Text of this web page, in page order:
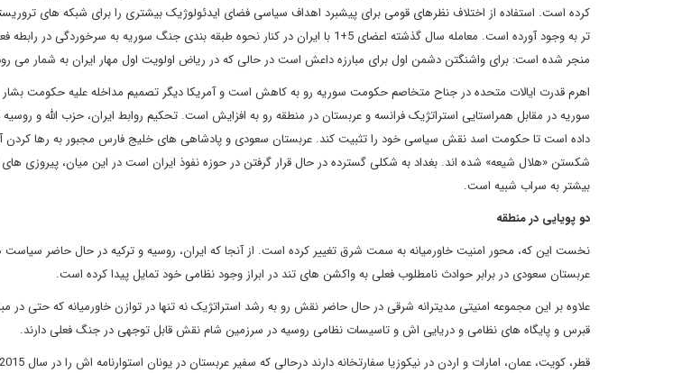
کرده است. استفاده از اختلاف نظرهای قومی برای پیشبرد اهداف سیاسی فضای ایدئولوژیک بیشتری را برای شبکه های
تر به وجود آورده است. معامله سال گذشته اعضای 5+1 با ایران در کنار نحوه طبقه بندی جنگ سوریه به
منجر شده است: برای واشنگتن دشمن اول برای مبارزه داعش است در حالی که در ریاض اولویت اول مهار ایران به شمار می
اهرم قدرت ایالات متحده در جناح متخاصم حکومت سوریه رو به کاهش است و آمریکا دیگر تصمیم مداخله علیه حکومت بشار
سوریه در مقابل همراستایی استراتژیک فرانسه و عربستان در منطقه رو به افزایش است. تحکیم روابط ایران، حزب الله و
داده است تا حکومت اسد نقش سیاسی خود را تثبیت کند. عربستان سعودی و پادشاهی های خلیج فارس مجبور به رها کردن
شکستن «هلال شیعه» شده اند. بغداد به شکلی گسترده در حال قرار گرفتن در حوزه نفوذ ایران است در این میان، پیروزی
بیشتر به سراب شبیه است.
دو پویایی در منطقه
نخست این که، محور امنیت خاورمیانه به سمت شرق تغییر کرده است. از آنجا که ایران، روسیه و ترکیه در حال حاضر
عربستان سعودی در برابر حوادث نامطلوب فعلی به واکشن های تند در ابراز وجود نظامی خود تمایل پیدا کرده است.
علاوه بر این مجموعه امنیتی مدیترانه شرقی در حال حاضر نقش رو به رشد استراتژیک نه تنها در توازن خاورمیانه که حتی در
قبرس و پایگاه های نظامی و دریایی اش و تاسیسات نظامی روسیه در سرزمین شام نقش قابل توجهی در جنگ فعلی دارند.